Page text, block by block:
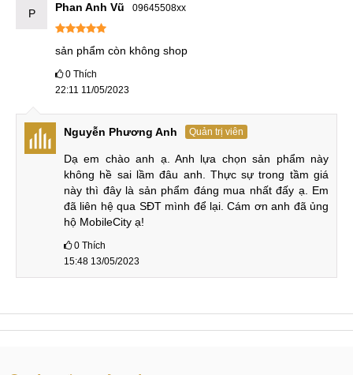
Thái cực sánh ngang với Apple A15 Bionic có lẽ
Snapdragon 8 Gen 1 mới thực sự xứng tầm. Được sản xuất
hệ mới cải tiến hiệu năng tới 52% và điện năng tiêu thụ
Tản nhiệt
Snapdragon 8 Gen 1 là con chip siêu mạnh, thế nên đi kèm
với nó là hiện tượng quá nhiệt khi chơi game cũng như sử
dụng các tác vụ nặng. Để khắc chế hiện tượng quá nhiệt,
Redmi K50 Gaming được trang bị hệ thống tản nhiệt buồng
hơi VC kép có tổng diện tích lên tới 4860mm
tản nhiệt mới, đem lại hiệu quả tản nhiệt tốt hơn 40% so với
P Phan Anh Vũ 09645508xx
sản phẩm còn không shop
0 Thích
22:11 11/05/2023
Nguyễn Phương Anh Quản trị viên
Dạ em chào anh ạ. Anh lựa chọn sản phẩm này
không hề sai lầm đâu anh. Thực sự trong tầm giá
này thì đây là sản phẩm đáng mua nhất đấy ạ. Em
đã liên hệ qua SĐT mình để lại. Cám ơn anh đã ủng
hộ MobileCity ạ!
0 Thích
15:48 13/05/2023